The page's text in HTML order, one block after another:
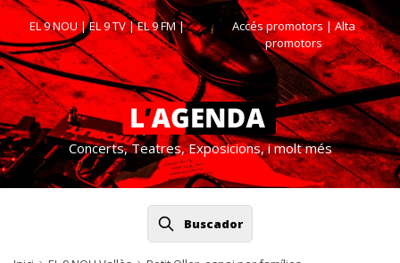
EL 9 NOU|EL 9 TV|EL 9 FM| Accés promotors| Alta
promotors
Concerts, Teatres, Exposicions, i molt més
Buscador